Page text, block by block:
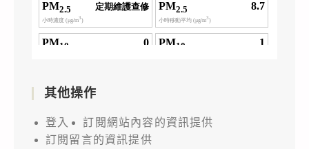
其他操作
登入
訂閱網站內容的資訊提供
訂閱留言的資訊提供